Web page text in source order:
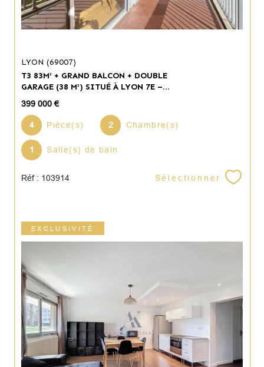
LYON (69007)
T3 83M² + GRAND BALCON + DOUBLE
GARAGE (38 M²) SITUÉ À LYON 7E –...
399 000 €
4 Pièce(s) 2 Chambre(s)
1 Salle(s) de bain
Réf : 103914 Sélectionner
EXCLUSIVITÉ